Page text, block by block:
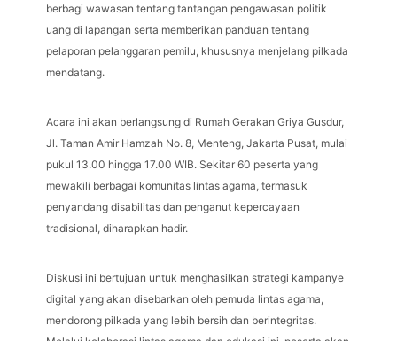
berbagi wawasan tentang tantangan pengawasan politik
uang di lapangan serta memberikan panduan tentang
pelaporan pelanggaran pemilu, khususnya menjelang pilkada
mendatang.
Acara ini akan berlangsung di Rumah Gerakan Griya Gusdur,
Jl. Taman Amir Hamzah No. 8, Menteng, Jakarta Pusat, mulai
pukul 13.00 hingga 17.00 WIB. Sekitar 60 peserta yang
mewakili berbagai komunitas lintas agama, termasuk
penyandang disabilitas dan penganut kepercayaan
tradisional, diharapkan hadir.
Diskusi ini bertujuan untuk menghasilkan strategi kampanye
digital yang akan disebarkan oleh pemuda lintas agama,
mendorong pilkada yang lebih bersih dan berintegritas.